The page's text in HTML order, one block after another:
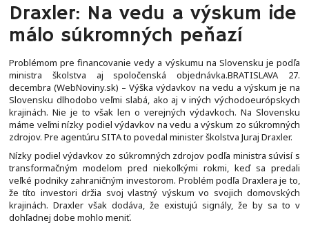
Draxler: Na vedu a výskum ide
málo súkromných peňazí
Problémom pre financovanie vedy a výskumu na Slovensku je podľa
ministra školstva aj spoločenská objednávka.BRATISLAVA 27.
decembra (WebNoviny.sk) – Výška výdavkov na vedu a výskum je na
Slovensku dlhodobo veľmi slabá, ako aj v iných východoeurópskych
krajinách. Nie je to však len o verejných výdavkoch. Na Slovensku
máme veľmi nízky podiel výdavkov na vedu a výskum zo súkromných
zdrojov. Pre agentúru SITA to povedal minister školstva Juraj Draxler.
Nízky podiel výdavkov zo súkromných zdrojov podľa ministra súvisí s
transformačným modelom pred niekoľkými rokmi, keď sa predali
veľké podniky zahraničným investorom. Problém podľa Draxlera je to,
že títo investori držia svoj vlastný výskum vo svojich domovských
krajinách. Draxler však dodáva, že existujú signály, že by sa to v
dohľadnej dobe mohlo meniť.